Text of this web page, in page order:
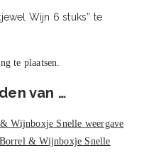
Wijn 6 stuks” te
te plaatsen.
van …
Snelle weergave
Snelle